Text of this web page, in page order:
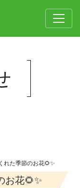
れた季節のお花🌻✨
お花🌻✨